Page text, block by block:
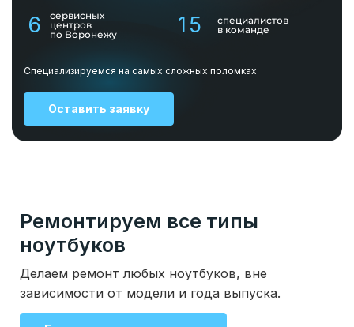
6
сервисных
центров
по Воронежу
15
специалистов
в команде
Специализируемся на самых сложных поломках
Оставить заявку
Ремонтируем все типы
ноутбуков
Делаем ремонт любых ноутбуков, вне
зависимости от модели и года выпуска.